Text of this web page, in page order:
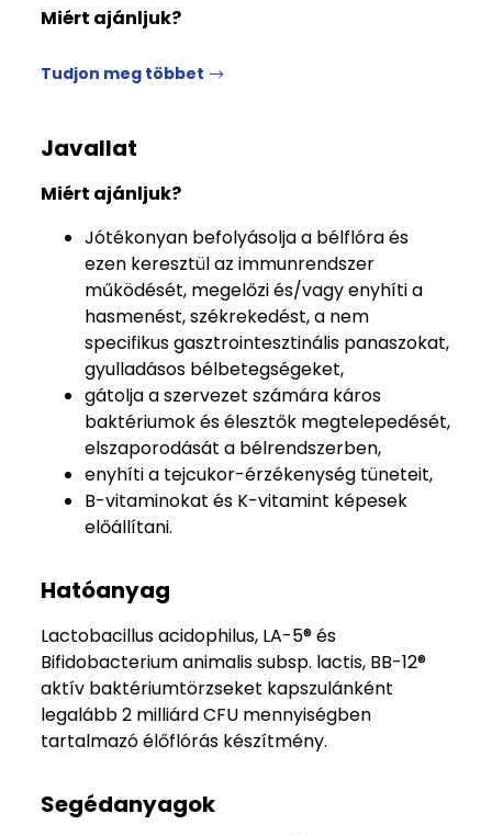
Miért ajánljuk?
Tudjon meg többet
Javallat
Miért ajánljuk?
Jótékonyan befolyásolja a bélflóra és
ezen keresztül az immunrendszer
működését, megelőzi és/vagy enyhíti a
hasmenést, székrekedést, a nem
specifikus gasztrointesztinális panaszokat,
gyulladásos bélbetegségeket,
gátolja a szervezet számára káros
baktériumok és élesztők megtelepedését,
elszaporodását a bélrendszerben,
enyhíti a tejcukor-érzékenység tüneteit,
B-vitaminokat és K-vitamint képesek
előállítani.
Hatóanyag
Lactobacillus acidophilus, LA-5® és
Bifidobacterium animalis subsp. lactis, BB-12®
aktív baktériumtörzseket kapszulánként
legalább 2 milliárd CFU mennyiségben
tartalmazó élőflórás készítmény.
Segédanyagok